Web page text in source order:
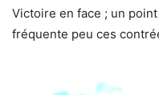
Victoire en face ; un
fréquente peu ces